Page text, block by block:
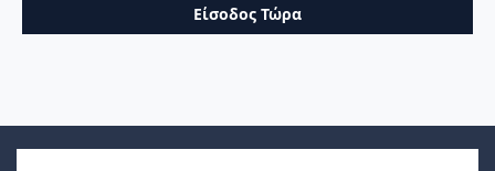
Είσοδος Τώρα